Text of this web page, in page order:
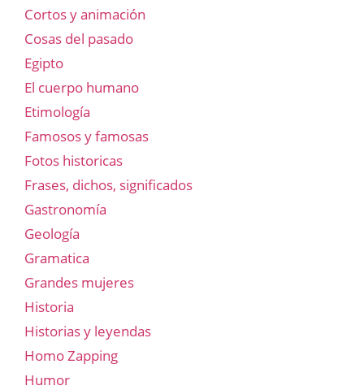
Cortos y animación
Cosas del pasado
Egipto
El cuerpo humano
Etimología
Famosos y famosas
Fotos historicas
Frases, dichos, significados
Gastronomía
Geología
Gramatica
Grandes mujeres
Historia
Historias y leyendas
Homo Zapping
Humor